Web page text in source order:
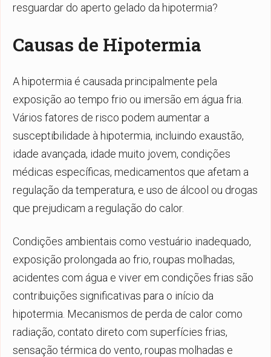
resguardar do aperto gelado da hipotermia?
Causas de Hipotermia
A hipotermia é causada principalmente pela
exposição ao tempo frio ou imersão em água fria.
Vários fatores de risco podem aumentar a
susceptibilidade à hipotermia, incluindo exaustão,
idade avançada, idade muito jovem, condições
médicas específicas, medicamentos que afetam a
regulação da temperatura, e uso de álcool ou drogas
que prejudicam a regulação do calor.
Condições ambientais como vestuário inadequado,
exposição prolongada ao frio, roupas molhadas,
acidentes com água e viver em condições frias são
contribuições significativas para o início da
hipotermia. Mecanismos de perda de calor como
radiação, contato direto com superfícies frias,
sensação térmica do vento, roupas molhadas e